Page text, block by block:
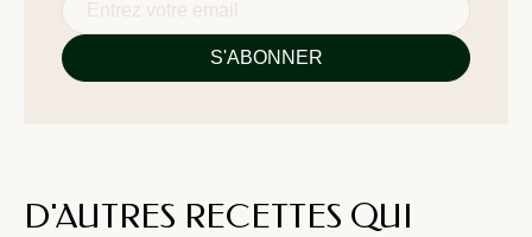
D'AUTRES RECETTES QUI